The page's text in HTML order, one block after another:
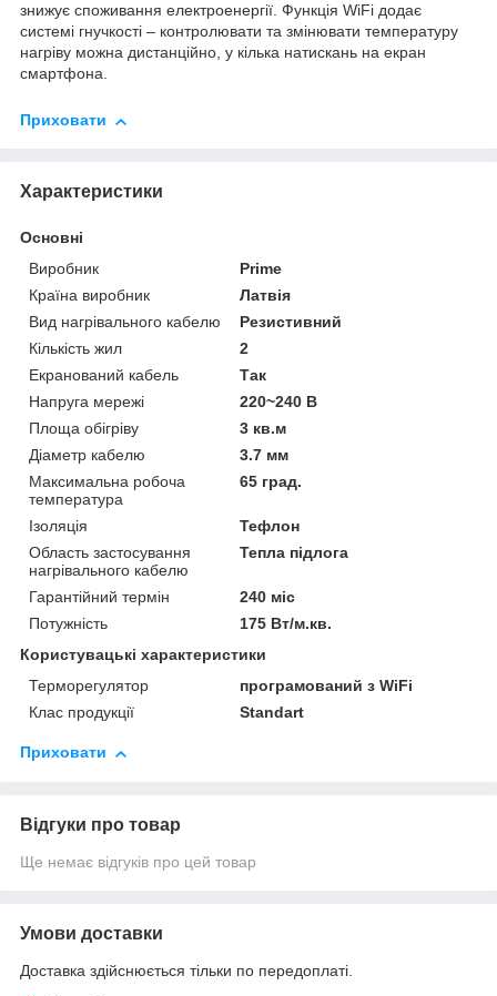
знижує споживання електроенергії. Функція WiFi додає
системі гнучкості – контролювати та змінювати температуру
нагріву можна дистанційно, у кілька натискань на екран
смартфона.
Приховати
Характеристики
Основні
Виробник
Prime
Країна виробник
Латвія
Вид нагрівального кабелю
Резистивний
Кількість жил
2
Екранований кабель
Так
Напруга мережі
220~240 В
Площа обігріву
3 кв.м
Діаметр кабелю
3.7 мм
Максимальна робоча
температура
65 град.
Ізоляція
Тефлон
Область застосування
нагрівального кабелю
Тепла підлога
Гарантійний термін
240 міс
Потужність
175 Вт/м.кв.
Користувацькі характеристики
Терморегулятор
програмований з WiFi
Клас продукції
Standart
Приховати
Відгуки про товар
Ще немає відгуків про цей товар
Умови доставки
Доставка здійснюється тільки по передоплаті.